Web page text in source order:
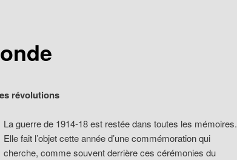
révolutions
La guerre de 1914-18 est restée dans toutes les mémoires.
Elle fait l’objet cette année d’une commémoration qui
cherche, comme souvent derrière ces cérémonies du